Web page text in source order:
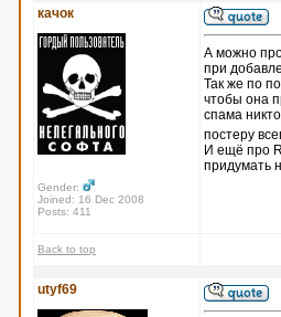
качок
Gender:
Joined: 16 Dec 2008
Posts: 411
А можно
при
Так же по
чтобы она
спама
постеру
И ещё про
придумать
Back to top
utyf69